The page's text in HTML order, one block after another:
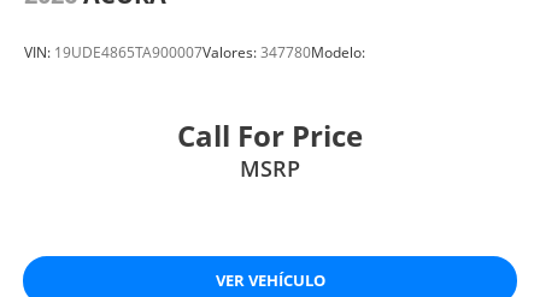
VIN: 19UDE4865TA900007Valores:347780Modelo:
Call For Price
MSRP
VER VEHÍCULO